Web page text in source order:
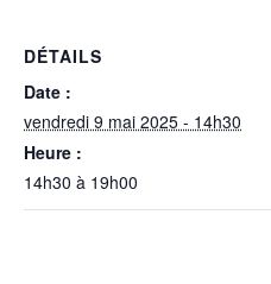
DÉTAILS
Date :
vendredi 9 mai 2025 - 14h30
Heure :
14h30 à 19h00